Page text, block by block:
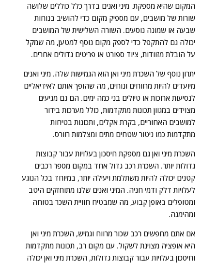
המקום שהיא מספקת. מיני ואנים בדרך כלל כוללים שלושה
שורות של מושבים, עם מספיק מקום כדי להושיב בנוחות
שבעה או שמונה נוסעים. השורה השלישית של המושבים
יכולה גם להתקפל כדי לספק מקום נוסף למטען, מה שמקל
על הובלת מזוודות, ציוד ספורט או פריטים גדולים אחרים.
יתרון נוסף של השכרת מיני ואן הוא הגמישות שלה. מיני ואנים
מיועדים להיות מרווחים ונוחים, מה שהופך אותם לאידיאליים
לנסיעות ארוכות או טיולים בני כמה ימים. הם גם מגיעים
מצוידים במגוון תכונות מתקדמות, כולל מערכות בידור
למושבים האחוריים, בקרת אקלים, ותכונות בטיחות
מתקדמות כמו ניטור שטחים מתים ומצלמות רוורס.
השכרת מיני ואן גם מספקת חיסכון בעלויות עבור קבוצות
גדולות יותר. השכרת רכב גדול אחד במקום מספר רכבים
קטנים יכולה להיות משתלמת ויעילה יותר, במיוחד בכל הנוגע
לעלויות דלק ודמי חניה. המיני ואנים שלנו מתוחזקים היטב
ומטופלים באופן קבוע, מה שמבטיח חוויית השכר בטוחה
ומהימנה.
אם אתם מחפשים רכב שכור מרווח וגמיש, השכרת מיני ואן
היא אופציה מצוינת לשקול. עם מקום רב, תכונות מתקדמות
וחיסכון בעלויות עבור קבוצות גדולות, השכרת מיני ואן יכולה